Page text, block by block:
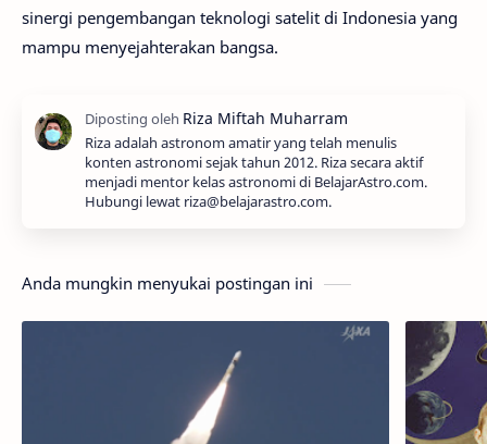
sinergi pengembangan teknologi satelit di Indonesia yang
mampu menyejahterakan bangsa.
Riza adalah astronom amatir yang telah menulis
konten astronomi sejak tahun 2012. Riza secara aktif
menjadi mentor kelas astronomi di BelajarAstro.com.
Hubungi lewat riza@belajarastro.com.
Anda mungkin menyukai postingan ini